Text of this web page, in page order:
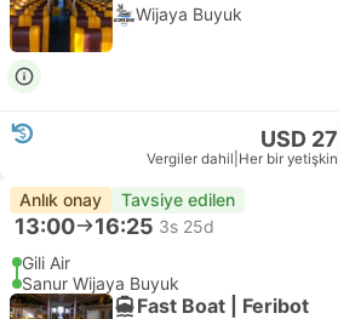
Wijaya Buyuk
USD 27
Vergiler dahil Her bir yetişkin
Anlık onay Tavsiye edilen
13:00 16:25 3s 25d
Gili Air
Sanur Wijaya Buyuk
Fast Boat | Feribot